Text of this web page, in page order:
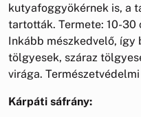
kutyafoggyökérnek is, a
tartották. Termete: 10-30
Inkább mészkedvelő, így
tölgyesek, száraz
virága.
Kárpáti sáfrány: